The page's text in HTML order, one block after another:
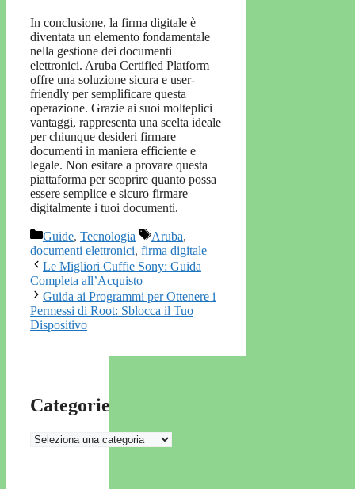
In conclusione, la firma digitale è
diventata un elemento fondamentale
nella gestione dei documenti
elettronici. Aruba Certified Platform
offre una soluzione sicura e user-
friendly per semplificare questa
operazione. Grazie ai suoi molteplici
vantaggi, rappresenta una scelta ideale
per chiunque desideri firmare
documenti in maniera efficiente e
legale. Non esitare a provare questa
piattaforma per scoprire quanto possa
essere semplice e sicuro firmare
digitalmente i tuoi documenti.
Categorie
Guide, Tecnologia Tag
Aruba,
documenti elettronici, firma digitale
Le Migliori Cuffie Sony: Guida
Completa all’Acquisto
Guida ai Programmi per Ottenere i
Permessi di Root: Sblocca il Tuo
Dispositivo
Categorie
Categorie